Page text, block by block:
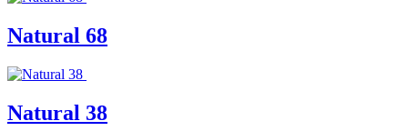
Natural 68
Natural 38